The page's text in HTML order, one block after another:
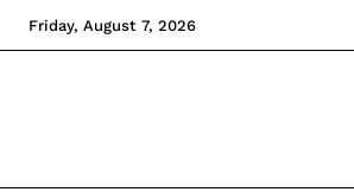
Friday, August 7, 2026